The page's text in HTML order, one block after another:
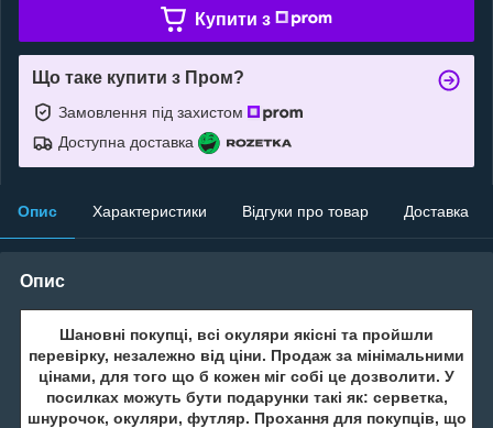
Купити з
Що таке купити з Пром?
Замовлення під захистом
Доступна доставка
Опис Характеристики Відгуки про товар Доставка
Опис
Шановні покупці, всі окуляри якісні та пройшли
перевірку, незалежно від ціни. Продаж за мінімальними
цінами, для того що б кожен міг собі це дозволити. У
посилках можуть бути подарунки такі як: серветка,
шнурочок, окуляри, футляр. Прохання для покупців, що